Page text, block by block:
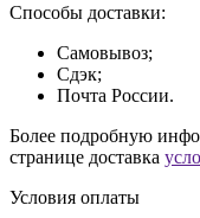
Способы доставки:
Самовывоз;
Сдэк;
Почта России.
Более подробную
странице доставка
Условия оплаты